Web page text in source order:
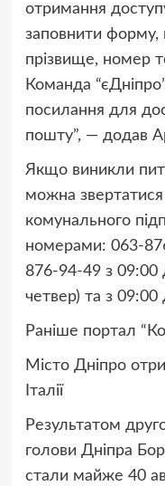
отримання
заповнити форму,
прізвище, номер
Команда
посилання для
пошту”, — додав
Якщо виникли
можна звертатися
комунального
номерами: 063-
876-94-49 з 09:00
четвер) та з 09:00
Раніше портал
Місто Дніпро
Італії
Результатом
голови Дніпра
стали майже 40